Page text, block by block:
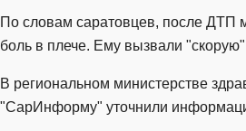
По словам саратовцев, после ДТП
боль в плече. Ему вызвали
В региональном министерстве
"СарИнформу" уточнили